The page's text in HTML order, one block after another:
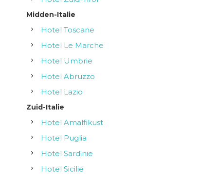
Midden-Italie
Hotel Toscane
Hotel Le Marche
Hotel Umbrie
Hotel Abruzzo
Hotel Lazio
Zuid-Italie
Hotel Amalfikust
Hotel Puglia
Hotel Sardinie
Hotel Sicilie